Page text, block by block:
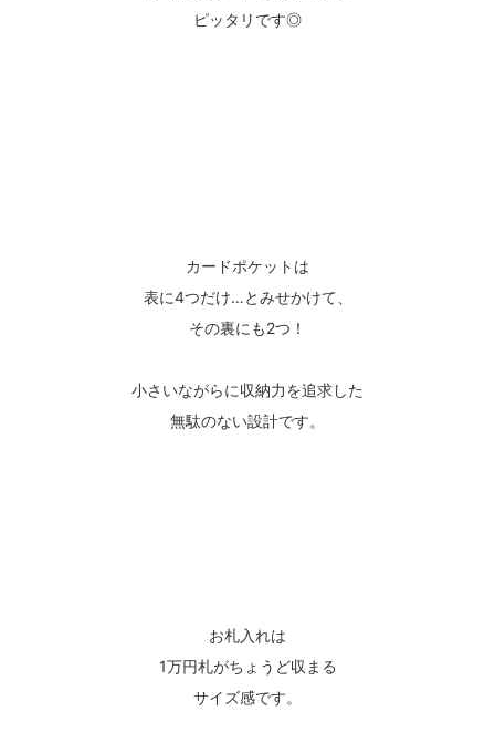
ピッタリです◎
カードポケットは
表に4つだけ…とみせかけて、
その裏にも2つ！
小さいながらに収納力を追求した
無駄のない設計です。
お札入れは
1万円札がちょうど収まる
サイズ感です。